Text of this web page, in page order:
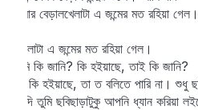
আমার বেড়ালখেলাটা এ জন্মের মত রহিয়া গেল।
খেলাটা এ জন্মের মত রহিয়া গেল।
আমি কি জানি? কি হইয়াছে, তাই কি জানি?
কি হইয়াছে, তা ত বলিতে পারি না। শুধু
যদি তুমি ছবিছাড়াটুকু আপনি ধ্যান করিয়া